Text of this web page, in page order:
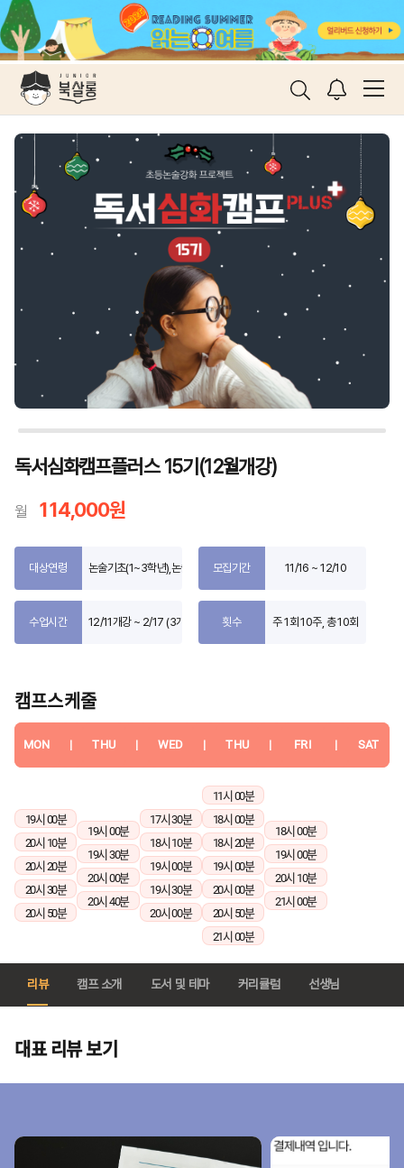
독서심화캠프플러스 15기(12월개강)
월 114,000원
대상연령 논술기초(1~3학년),논술중급(4~5학년),논술고급(5~6학년),글쓰기초급
모집기간 11/16 ~ 12/10
수업시간 12/11개강 ~ 2/17 (3개월) 횟수 주 1회 10주, 총 10회
캠프스케줄
MON | THU | WED | THU | FRI | SAT
19시 00분
20시 10분
20시 20분
20시 30분
20시 50분
19시 00분
19시 30분
20시 00분
20시 40분
17시 30분
18시 10분
19시 00분
19시 30분
20시 00분
11시 00분
18시 00분
18시 20분
19시 00분
20시 00분
20시 50분
21시 00분
18시 00분
19시 00분
20시 10분
21시 00분
리뷰 캠프 소개 도서 및 테마 커리큘럼 선생님
대표 리뷰 보기